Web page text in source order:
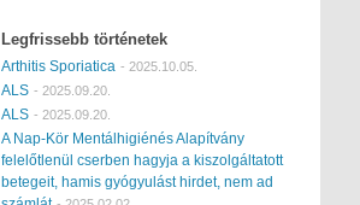
Legfrissebb történetek
Arthitis Sporiatica - 2025.10.05.
ALS - 2025.09.20.
ALS - 2025.09.20.
A Nap-Kör Mentálhigiénés Alapítvány
felelőtlenül cserben hagyja a kiszolgáltatott
betegeit, hamis gyógyulást hirdet, nem ad